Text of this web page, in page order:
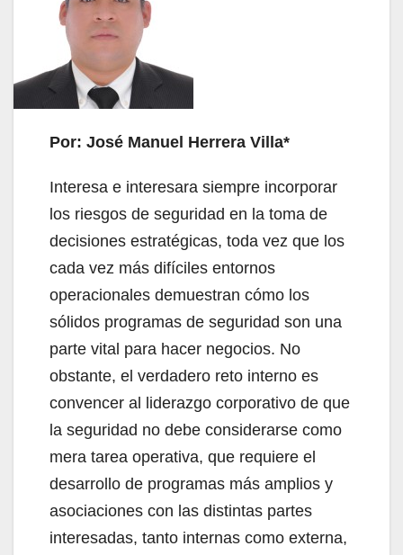
Por: José Manuel Herrera Villa*
Interesa e interesara siempre incorporar
los riesgos de seguridad en la toma de
decisiones estratégicas, toda vez que los
cada vez más difíciles entornos
operacionales demuestran cómo los
sólidos programas de seguridad son una
parte vital para hacer negocios. No
obstante, el verdadero reto interno es
convencer al liderazgo corporativo de que
la seguridad no debe considerarse como
mera tarea operativa, que requiere el
desarrollo de programas más amplios y
asociaciones con las distintas partes
interesadas, tanto internas como externa,